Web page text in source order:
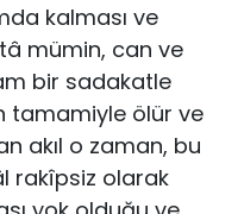
kalması ve
mümin, can ve
bir sadakatle
tamamiyle ölür ve
akıl o zaman, bu
rakîpsiz olarak